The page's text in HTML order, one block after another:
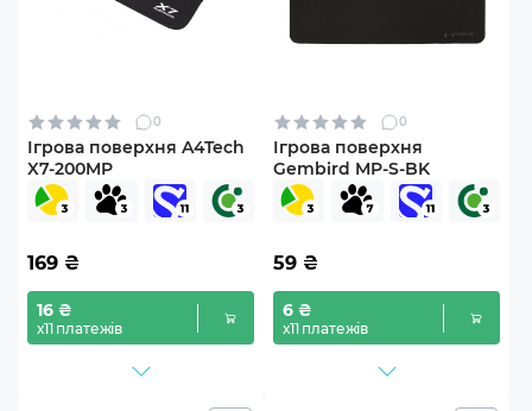
0
Ігрова поверхня A4Tech
X7-200MP
169 ₴
16 ₴
х11 платежів
0
Ігрова поверхня
Gembird MP-S-BK
59 ₴
6 ₴
х11 платежів